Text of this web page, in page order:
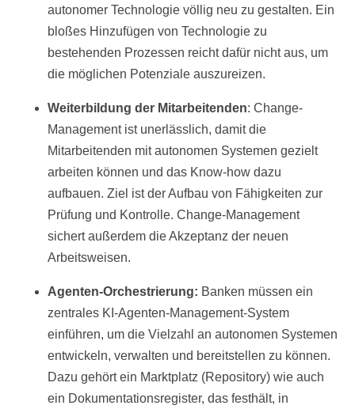
autonomer Technologie völlig neu zu gestalten. Ein
bloßes Hinzufügen von Technologie zu
bestehenden Prozessen reicht dafür nicht aus, um
die möglichen Potenziale auszureizen.
Weiterbildung der Mitarbeitenden: Change-
Management ist unerlässlich, damit die
Mitarbeitenden mit autonomen Systemen gezielt
arbeiten können und das Know-how dazu
aufbauen. Ziel ist der Aufbau von Fähigkeiten zur
Prüfung und Kontrolle. Change-Management
sichert außerdem die Akzeptanz der neuen
Arbeitsweisen.
Agenten-Orchestrierung: Banken müssen ein
zentrales KI-Agenten-Management-System
einführen, um die Vielzahl an autonomen Systemen
entwickeln, verwalten und bereitstellen zu können.
Dazu gehört ein Marktplatz (Repository) wie auch
ein Dokumentationsregister, das festhält, in